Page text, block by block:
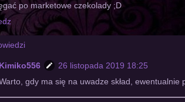
po marketowe czekolady ;D
Kimiko556
26 listopada 2019 18:25
gdy ma się na uwadze skład, ewentualnie